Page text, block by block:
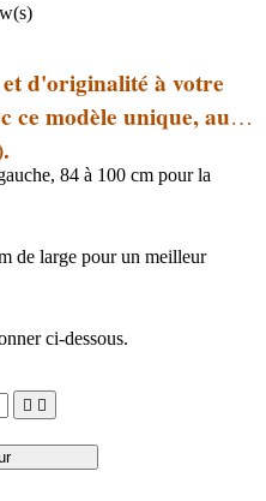
d'originalité à votre
ce modèle unique, aux
84 à 100 cm pour la
de large pour un meilleur
ci-dessous.
 